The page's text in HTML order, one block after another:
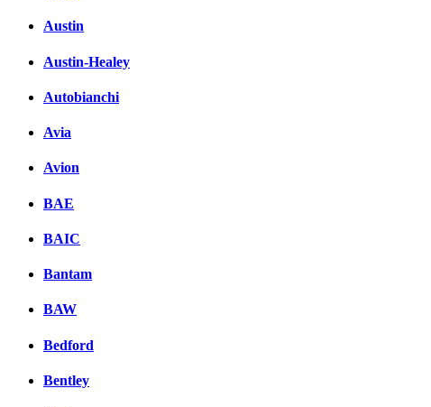
Austin
Austin-Healey
Autobianchi
Avia
Avion
BAE
BAIC
Bantam
BAW
Bedford
Bentley